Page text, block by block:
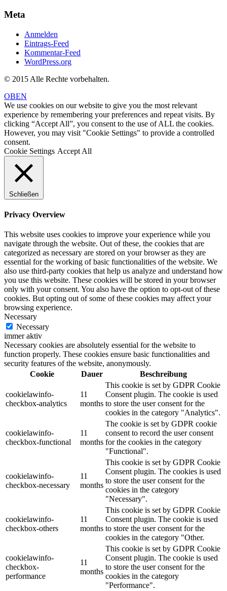
Meta
Anmelden
Eintrags-Feed
Kommentar-Feed
WordPress.org
© 2015 Alle Rechte vorbehalten.
OBEN
We use cookies on our website to give you the most relevant
experience by remembering your preferences and repeat visits. By
clicking “Accept All”, you consent to the use of ALL the cookies.
However, you may visit "Cookie Settings" to provide a controlled
consent.
Cookie Settings Accept All
Schließen
Privacy Overview
This website uses cookies to improve your experience while you
navigate through the website. Out of these, the cookies that are
categorized as necessary are stored on your browser as they are
essential for the working of basic functionalities of the website. We
also use third-party cookies that help us analyze and understand how
you use this website. These cookies will be stored in your browser
only with your consent. You also have the option to opt-out of these
cookies. But opting out of some of these cookies may affect your
browsing experience.
Necessary
Necessary
immer aktiv
Necessary cookies are absolutely essential for the website to
function properly. These cookies ensure basic functionalities and
security features of the website, anonymously.
Cookie
Dauer Beschreibung
cookielawinfo-
checkbox-analytics
11
months
This cookie is set by GDPR Cookie
Consent plugin. The cookie is used
to store the user consent for the
cookies in the category "Analytics".
cookielawinfo-
checkbox-functional
11
months
The cookie is set by GDPR cookie
consent to record the user consent
for the cookies in the category
"Functional".
cookielawinfo-
checkbox-necessary
11
months
This cookie is set by GDPR Cookie
Consent plugin. The cookies is used
to store the user consent for the
cookies in the category
"Necessary".
cookielawinfo-
checkbox-others
11
months
This cookie is set by GDPR Cookie
Consent plugin. The cookie is used
to store the user consent for the
cookies in the category "Other.
cookielawinfo-
checkbox-
performance
11
months
This cookie is set by GDPR Cookie
Consent plugin. The cookie is used
to store the user consent for the
cookies in the category
"Performance".